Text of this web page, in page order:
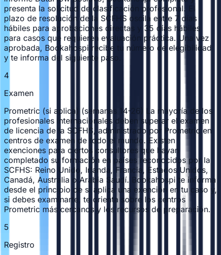
presenta la solicitud de clasificación profesional. El
plazo de resolución de la SCFHS oscila entre 7 días
hábiles para aprobaciones directas y 35 días hábiles
para casos que requieren evaluación práctica. Una vez
aprobada, Bookahospi recibe tu número de elegibilidad
y te informa del siguiente paso.
4
Examen
Prometric (si aplica) (semanas 14-26) La mayoría de los
profesionales internacionales deben superar el examen
de licencia de la SCFHS, administrado por Prometric en
centros de examen de todo el mundo. Existen
exenciones para ciertos consultores que hayan
completado su formación en países reconocidos por la
SCFHS: Reino Unido, Irlanda, Francia, Estados Unidos,
Canadá, Australia o Arabia Saudí. Bookahospi te informa
desde el principio de si aplica una exención en tu caso y,
si debes examinarte, te orienta sobre los centros
Prometric más cercanos y los recursos de preparación.
5
Registro